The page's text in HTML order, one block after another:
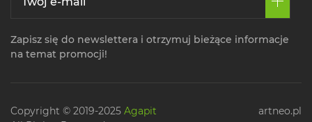
Zapisz się do newslettera i otrzymuj bieżące informacje
na temat promocji!
Copyright © 2019-2025 Agapit
artneo.pl